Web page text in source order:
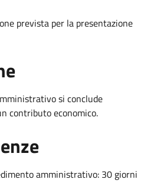
prevista per la presentazione
si conclude
contributo economico.
amministrativo: 30 giorni